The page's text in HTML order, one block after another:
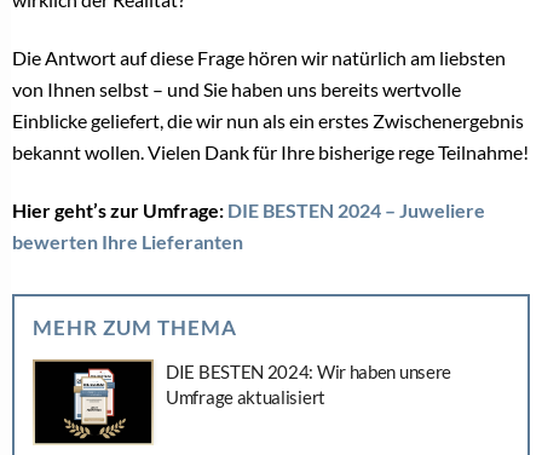
Die Antwort auf diese Frage hören wir natürlich am liebsten
von Ihnen selbst – und Sie haben uns bereits wertvolle
Einblicke geliefert, die wir nun als ein erstes Zwischenergebnis
bekannt wollen. Vielen Dank für Ihre bisherige rege Teilnahme!
Hier geht’s zur Umfrage: DIE BESTEN 2024 – Juweliere
bewerten Ihre Lieferanten
MEHR ZUM THEMA
DIE BESTEN 2024: Wir haben unsere
Umfrage aktualisiert